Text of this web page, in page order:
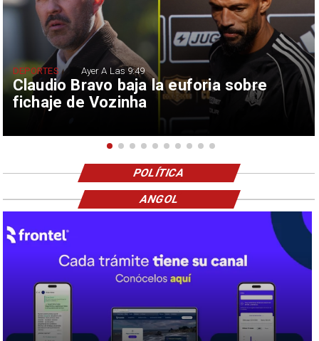
Claudio Bravo baja la euforia sobre
fichaje de Vozinha
DEPORTES Ayer A Las 9:49
POLÍTICA
ANGOL